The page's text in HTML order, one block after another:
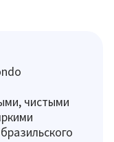
чистыми